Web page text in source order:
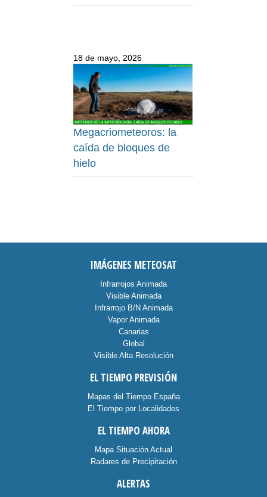
18 de mayo, 2026
Megacriometeoros: la
caída de bloques de
hielo
IMÁGENES METEOSAT
Infrarrojos Animada
Visible Animada
Infrarrojo B/N Animada
Vapor Animada
Canarias
Global
Visible Alta Resolución
EL TIEMPO PREVISIÓN
Mapas del Tiempo España
El Tiempo por Localidades
EL TIEMPO AHORA
Mapa Situación Actual
Radares de Precipitación
ALERTAS